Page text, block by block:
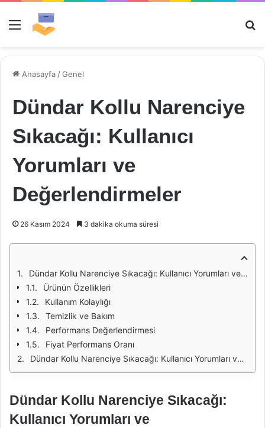
Menü
Anasayfa /Genel
Dündar Kollu Narenciye
Sıkacağı: Kullanıcı
Yorumları ve
Değerlendirmeler
26 Kasım 2024 3 dakika okuma süresi
Dündar Kollu Narenciye Sıkacağı: Kullanıcı Yorumları ve Değerlendirmeler
Ürünün Özellikleri
Kullanım Kolaylığı
Temizlik ve Bakım
Performans Değerlendirmesi
Fiyat Performans Oranı
Dündar Kollu Narenciye Sıkacağı: Kullanıcı Yorumları ve Değerlendirmeler
Dündar Kollu Narenciye Sıkacağı:
Kullanıcı Yorumları ve